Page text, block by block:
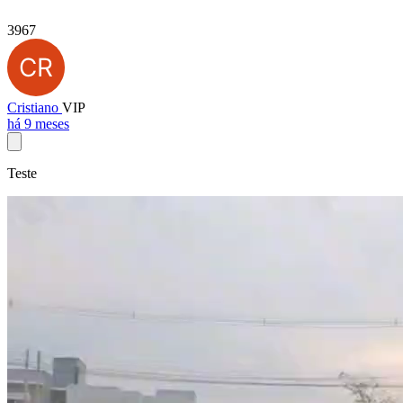
3967
Cristiano VIP
há 9 meses
Teste